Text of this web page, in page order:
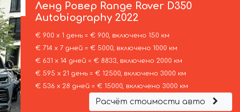
Ленд Ровер Range Rover D350
Autobiography 2022
€ 900 х 1 день = € 900, включено 150 км
€ 714 х 7 дней = € 5000, включено 1000 км
€ 631 х 14 дней = € 8833, включено 2000 км
€ 595 х 21 день = € 12500, включено 3000 км
€ 536 х 28 дней = € 15000, включено 3000 км
Расчёт стоимости авто